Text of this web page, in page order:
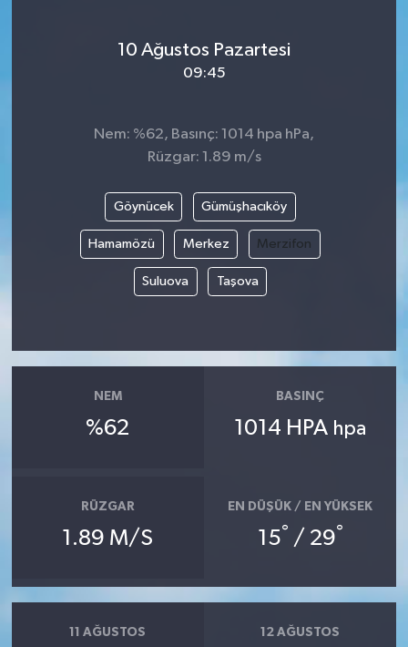
10 Ağustos Pazartesi
09:45
Nem: %62, Basınç: 1014 hpa hPa,
Rüzgar: 1.89 m/s
Göynücek Gümüşhacıköy
Hamamözü Merkez Merzifon
Suluova Taşova
NEM
%62
BASINÇ
1014 HPA hpa
RÜZGAR
1.89 M/S
EN DÜŞÜK / EN YÜKSEK
15° / 29°
11 AĞUSTOS 12 AĞUSTOS